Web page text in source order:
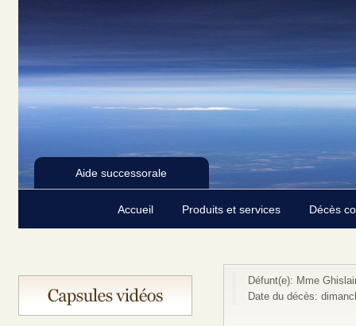
Aide successorale
Accueil Produits et services Décès
Défunt(e): Mme
Date du décès: